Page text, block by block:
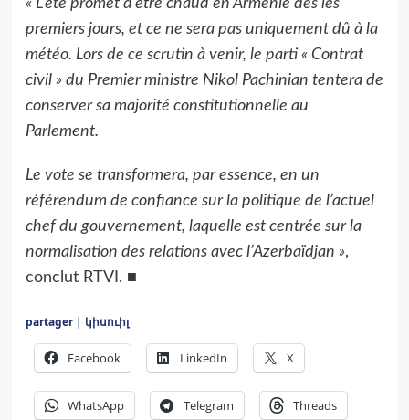
« L’été promet d’être chaud en Arménie dès les
premiers jours, et ce ne sera pas uniquement dû à la
météo. Lors de ce scrutin à venir, le parti « Contrat
civil » du Premier ministre Nikol Pachinian tentera de
conserver sa majorité constitutionnelle au
Parlement.
Le vote se transformera, par essence, en un
référendum de confiance sur la politique de l’actuel
chef du gouvernement, laquelle est centrée sur la
normalisation des relations avec l’Azerbaïdjan »,
conclut RTVI. ■
partager | կիսուիլ
Facebook LinkedIn X
WhatsApp Telegram Threads